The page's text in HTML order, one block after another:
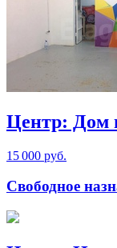
Центр: Дом
15 000 руб.
Свободное